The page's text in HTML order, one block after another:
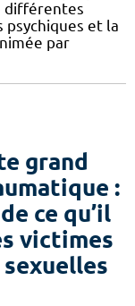
différentes
et la
par
grand
:
ce qu’il
victimes